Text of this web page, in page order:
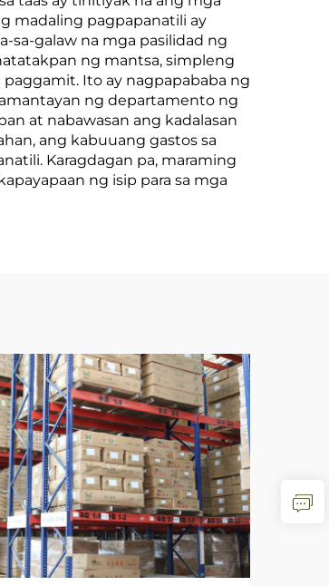
madaling pagpapanatili ay
sa-galaw na mga pasilidad ng
ng mantsa, simpleng
Ito ay nagpapababa ng
ng departamento ng
at nabawasan ang kadalasan
ang kabuuang gastos sa
Karagdagan pa, maraming
ng isip para sa mga